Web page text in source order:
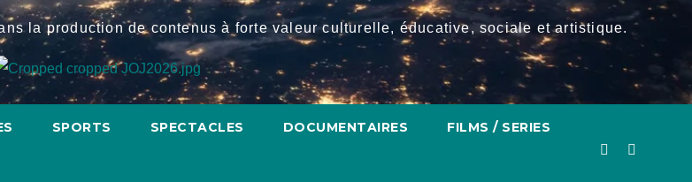
la production de contenus à forte valeur culturelle, éducative, sociale et artistique.
SPORTS SPECTACLES DOCUMENTAIRES FILMS / SERIES